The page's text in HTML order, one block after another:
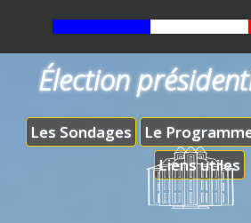
Les Sondages Le
Liens utiles
Élection